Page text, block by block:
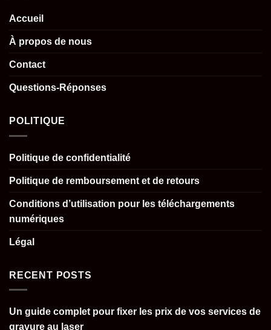
Accueil
À propos de nous
Contact
Questions-Réponses
POLITIQUE
Politique de confidentialité
Politique de remboursement et de retours
Conditions d’utilisation pour les téléchargements
numériques
Légal
RECENT POSTS
Un guide complet pour fixer les prix de vos services de
gravure au laser